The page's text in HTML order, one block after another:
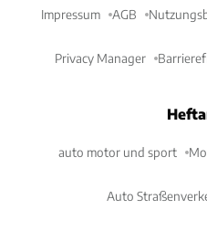
Impressum AGB
Privacy Manager
auto motor und sport
Auto